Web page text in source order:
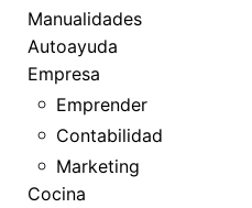
Manualidades
Autoayuda
Empresa
Emprender
Contabilidad
Marketing
Cocina